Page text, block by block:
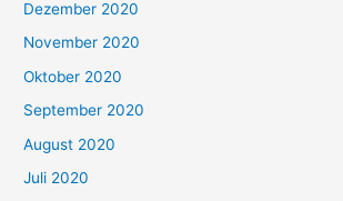
Dezember 2020
November 2020
Oktober 2020
September 2020
August 2020
Juli 2020